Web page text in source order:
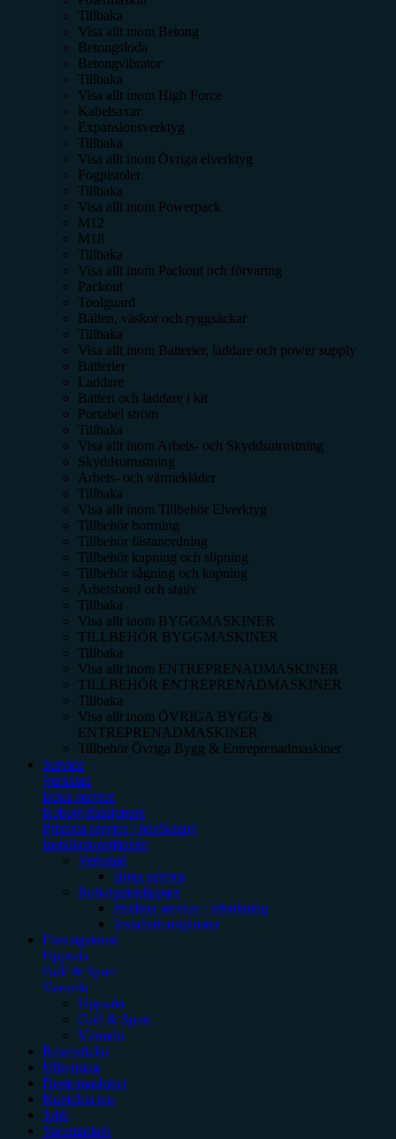
Tillbaka
Visa allt inom Betong
Betongsloda
Betongvibrator
Tillbaka
Visa allt inom High Force
Kabelsaxar
Expansionsverktyg
Tillbaka
Visa allt inom Övriga elverktyg
Fogpistoler
Tillbaka
Visa allt inom Powerpack
M12
M18
Tillbaka
Visa allt inom Packout och förvaring
Packout
Toolguard
Bälten, väskor och ryggsäckar
Tillbaka
Visa allt inom Batterier, laddare och power supply
Batterier
Laddare
Batteri och laddare i kit
Portabel ström
Tillbaka
Visa allt inom Arbets- och Skyddsutrustning
Skyddsutrustning
Arbets- och värmekläder
Tillbaka
Visa allt inom Tillbehör Elverktyg
Tillbehör borrning
Tillbehör fästanordning
Tillbehör kapning och slipning
Tillbehör sågning och kapning
Arbetsbord och stativ
Tillbaka
Visa allt inom BYGGMASKINER
TILLBEHÖR BYGGMASKINER
Tillbaka
Visa allt inom ENTREPRENADMASKINER
TILLBEHÖR ENTREPRENADMASKINER
Tillbaka
Visa allt inom ÖVRIGA BYGG &
ENTREPRENADMASKINER
Tillbehör Övriga Bygg & Entreprenadmaskiner
Service
Verkstad
Boka service
Robotgräsklippare
Prislista service / felsökning
Installationstjänster
Verkstad
Boka service
Robotgräsklippare
Prislista service / felsökning
Installationstjänster
Företagskund
Uppsala
Golf & Sport
Värmdö
Uppsala
Golf & Sport
Värmdö
Reservdelar
Uthyrning
Demomaskiner
Kontakta oss
Jobb
Varumärken